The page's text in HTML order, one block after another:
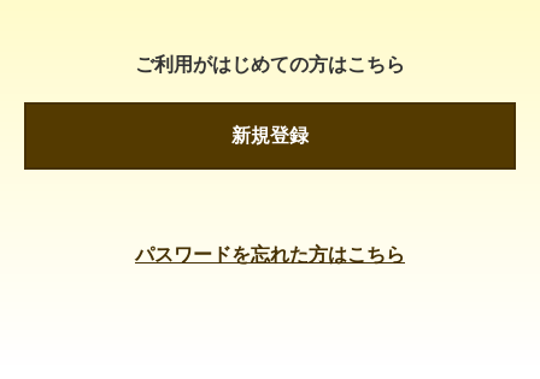
ご利用がはじめての方はこちら
新規登録
パスワードを忘れた方はこちら